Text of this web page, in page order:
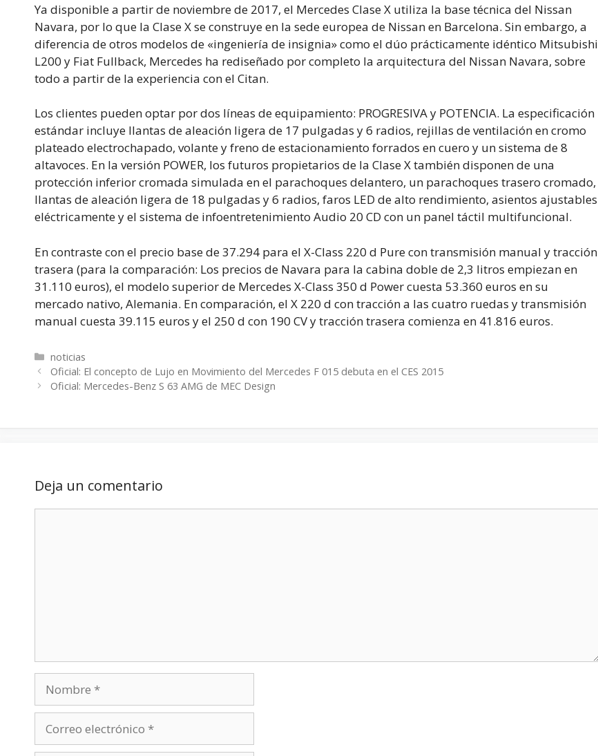
Ya disponible a partir de noviembre de 2017, el Mercedes Clase X utiliza la base técnica del Nissan
Navara, por lo que la Clase X se construye en la sede europea de Nissan en Barcelona. Sin embargo, a
diferencia de otros modelos de «ingeniería de insignia» como el dúo prácticamente idéntico Mitsubishi
L200 y Fiat Fullback, Mercedes ha rediseñado por completo la arquitectura del Nissan Navara, sobre
todo a partir de la experiencia con el Citan.
Los clientes pueden optar por dos líneas de equipamiento: PROGRESIVA y POTENCIA. La especificación
estándar incluye llantas de aleación ligera de 17 pulgadas y 6 radios, rejillas de ventilación en cromo
plateado electrochapado, volante y freno de estacionamiento forrados en cuero y un sistema de 8
altavoces. En la versión POWER, los futuros propietarios de la Clase X también disponen de una
protección inferior cromada simulada en el parachoques delantero, un parachoques trasero cromado,
llantas de aleación ligera de 18 pulgadas y 6 radios, faros LED de alto rendimiento, asientos ajustables
eléctricamente y el sistema de infoentretenimiento Audio 20 CD con un panel táctil multifuncional.
En contraste con el precio base de 37.294 para el X-Class 220 d Pure con transmisión manual y tracción
trasera (para la comparación: Los precios de Navara para la cabina doble de 2,3 litros empiezan en
31.110 euros), el modelo superior de Mercedes X-Class 350 d Power cuesta 53.360 euros en su
mercado nativo, Alemania. En comparación, el X 220 d con tracción a las cuatro ruedas y transmisión
manual cuesta 39.115 euros y el 250 d con 190 CV y tracción trasera comienza en 41.816 euros.
Categorías
noticias
Oficial: El concepto de Lujo en Movimiento del Mercedes F 015 debuta en el CES 2015
Oficial: Mercedes-Benz S 63 AMG de MEC Design
Deja un comentario
electrónico